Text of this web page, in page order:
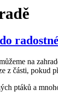
na
z části, pokud
ptáků a